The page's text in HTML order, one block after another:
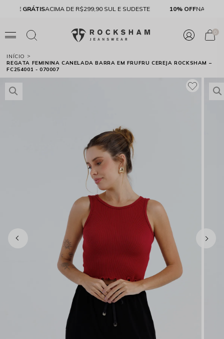
FRETE GRÁTISACIMA DE R$299,90 SUL E SUDESTE
0
INÍCIO
REGATA FEMININA CANELADA BARRA EM FRUFRU CEREJA ROCKSHAM –
FC254001 - 070007